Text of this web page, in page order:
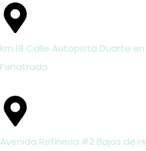
km.18 Calle Autopista Duarte
Fenatrado
Avenida Refineria #2 Bajos de